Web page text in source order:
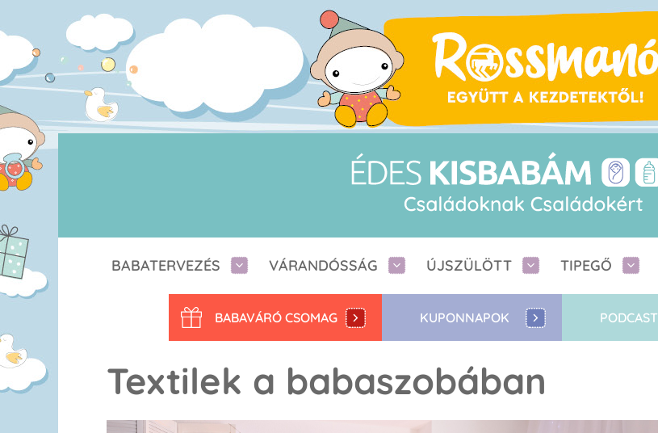
BABATERVEZÉS VÁRANDÓSSÁG ÚJSZÜLÖTT TIPEGŐ
BABAVÁRÓ CSOMAG KUPONNAPOK PODCAST
Textilek a babaszobában